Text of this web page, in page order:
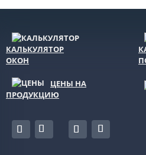
КАЛЬКУЛЯТОР
ОКОН
ЦЕНЫ НА
ПРОДУКЦИЮ